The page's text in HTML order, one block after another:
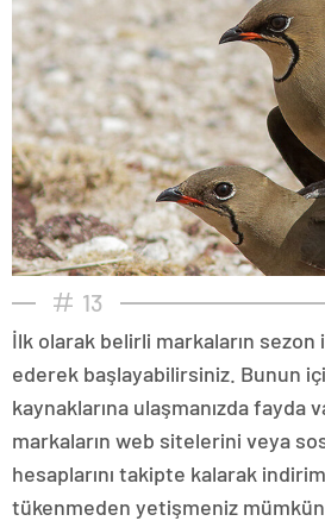
13
İlk olarak belirli markaların
ederek başlayabilirsiniz. Bunun
kaynaklarına ulaşmanızda fayda
markaların web sitelerini veya
hesaplarını takipte kalarak
tükenmeden yetişmeniz